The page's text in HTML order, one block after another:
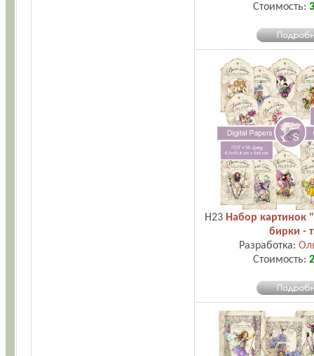
Стоимость:
H23 Набор картинок
бирки -
Разработка:
Стоимость: